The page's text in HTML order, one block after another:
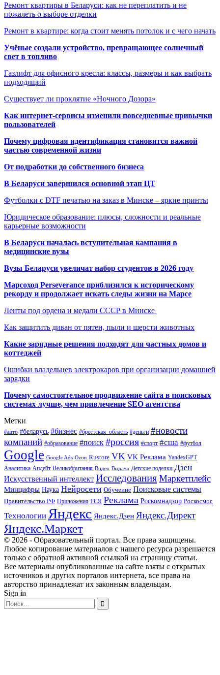
Ремонт квартиры в Беларуси: как не переплатить и не
пожалеть о выборе отделки
Ремонт в квартире: когда стоит менять потолок и с чего начать
Учёные создали устройство, превращающее солнечный
свет в топливо
Газлифт для офисного кресла: классы, размеры и как выбрать
подходящий
Существует ли проклятие «Ночного Дозора»
Как интернет-сервисы изменили повседневные привычки
пользователей
Почему цифровая идентификация становится важной
частью современной жизни
От подработки до собственного бизнеса
В Беларуси завершился основной этап ЦТ
Футболки с DTF печатью на заказ в Минске – яркие принты
Юридическое образование: плюсы, сложности и реальные
карьерные возможности
В Беларуси началась вступительная кампания в
медицинские вузы
Вузы Беларуси увеличат набор студентов в 2026 году
Марсоход Perseverance приблизился к историческому
рекорду и продолжает искать следы жизни на Марсе
Ленты под ордена и медали СССР в Минске
Как защитить диван от пятен, пыли и шерсти животных
Какие зарядные решения подходят для частных домов и
коттеджей
Ошибки владельцев электрокаров при организации домашней
зарядки
Почему самостоятельное продвижение сайта в поисковых
системах лучше, чем привлечение SEO агентства
Метки
#авто #беларусь #бизнес #брестская_область #деньги #новости
компаний #образование #поиск #россия #спорт #сша #футбол
Google Google Ads Ozon Rustore VK VK Реклама YandexGPT
Аналитика Апдейт Великобритания Видео Выдача Детские поделки Дзен
Искусственный интеллект ИсследованияМаркетплейс
Минцифры Наука Нейросети Обучение Поисковые системы
Правительство РФ Приложения РСЯ Реклама Роскомнадзор Роскосмос
Технологии Яндекс Яндекс.Дзен Яндекс.Директ
Яндекс.Маркет
© 2026 - Образовательный портал. Все права защищены.
Любое копирование материалов с нашего ресурса разрешается
только с обратной активной ссылкой на страницу статьи.
Все материалы опубликованные на сайте взяты с открытых
источников и других порталов интернета, все права на
авторство принадлежат их законным владельцам.
Sign in